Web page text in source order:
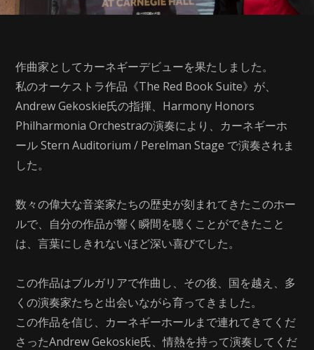
作曲家としてカーネギーデビューを果たしました。
私のオーケストラ作品《The Red Book Suite》が、
Andrew Gekoskie氏の指揮、Harmony Honors
Philharmonia Orchestraの演奏により、カーネギーホ
ール Stern Auditorium / Perelman Stage で演奏されま
した。
数々の偉大な音楽家たちの歴史が刻まれてきたこのホー
ルで、自分の作品が響く瞬間を聴くことができたこと
は、言葉にしきれないほど深い喜びでした。
この作品はブルガリアで作曲し、その後、国を越え、多
くの演奏家たちと出会いながら育ってきました。
この作品を信じ、カーネギーホールまで連れてきてくだ
さったAndrew Gekoskie氏、情熱を持って演奏してくだ